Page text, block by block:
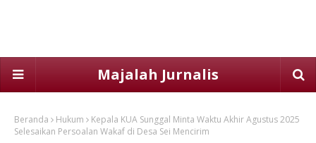
Majalah Jurnalis
Beranda Hukum
Kepala KUA Sunggal Minta Waktu Akhir Agustus 2025
Selesaikan Persoalan Wakaf di Desa Sei Mencirim